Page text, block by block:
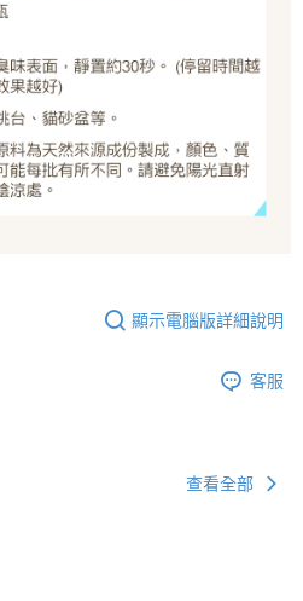
顯示電腦版詳細說明
客服
查看全部